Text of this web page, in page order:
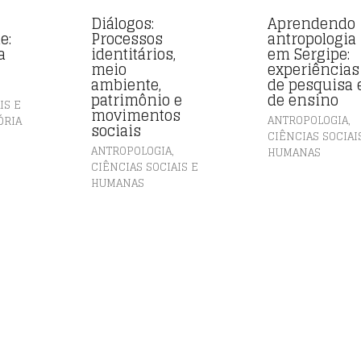
E
Diálogos:
Processos
identitários,
meio
ambiente,
patrimônio e
movimentos
sociais
ANTROPOLOGIA,
CIÊNCIAS SOCIAIS E
HUMANAS
Aprendendo
antropologia
em Sergipe:
experiências
de pesquisa
de ensino
ANTROPOLOGIA,
CIÊNCIAS
HUMANAS